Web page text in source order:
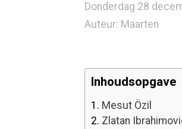
Donderdag 28
Auteur: Maarten
Inhoudsopgave
1. Mesut Özil
2. Zlatan